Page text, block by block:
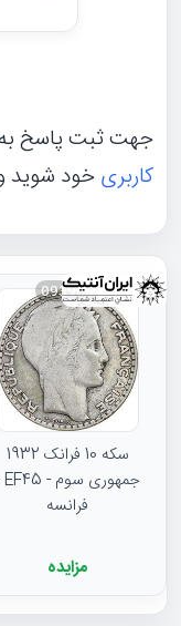
جهت ثبت پاسخ
کاربریخود شوید
093968
سکه 10 فرانک 1932
فرانسه
مزایده